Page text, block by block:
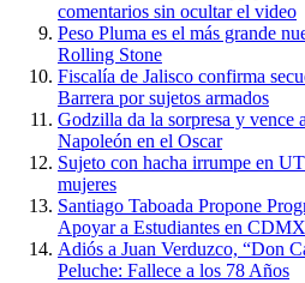
comentarios sin ocultar el video
Peso Pluma es el más grande
Rolling Stone
Fiscalía de Jalisco confirma
Barrera por sujetos armados
Godzilla da la sorpresa y vence
Napoleón en el Oscar
Sujeto con hacha irrumpe en
mujeres
Santiago Taboada Propone
Apoyar a Estudiantes en CDMX
Adiós a Juan Verduzco, “Don
Peluche: Fallece a los 78 Años